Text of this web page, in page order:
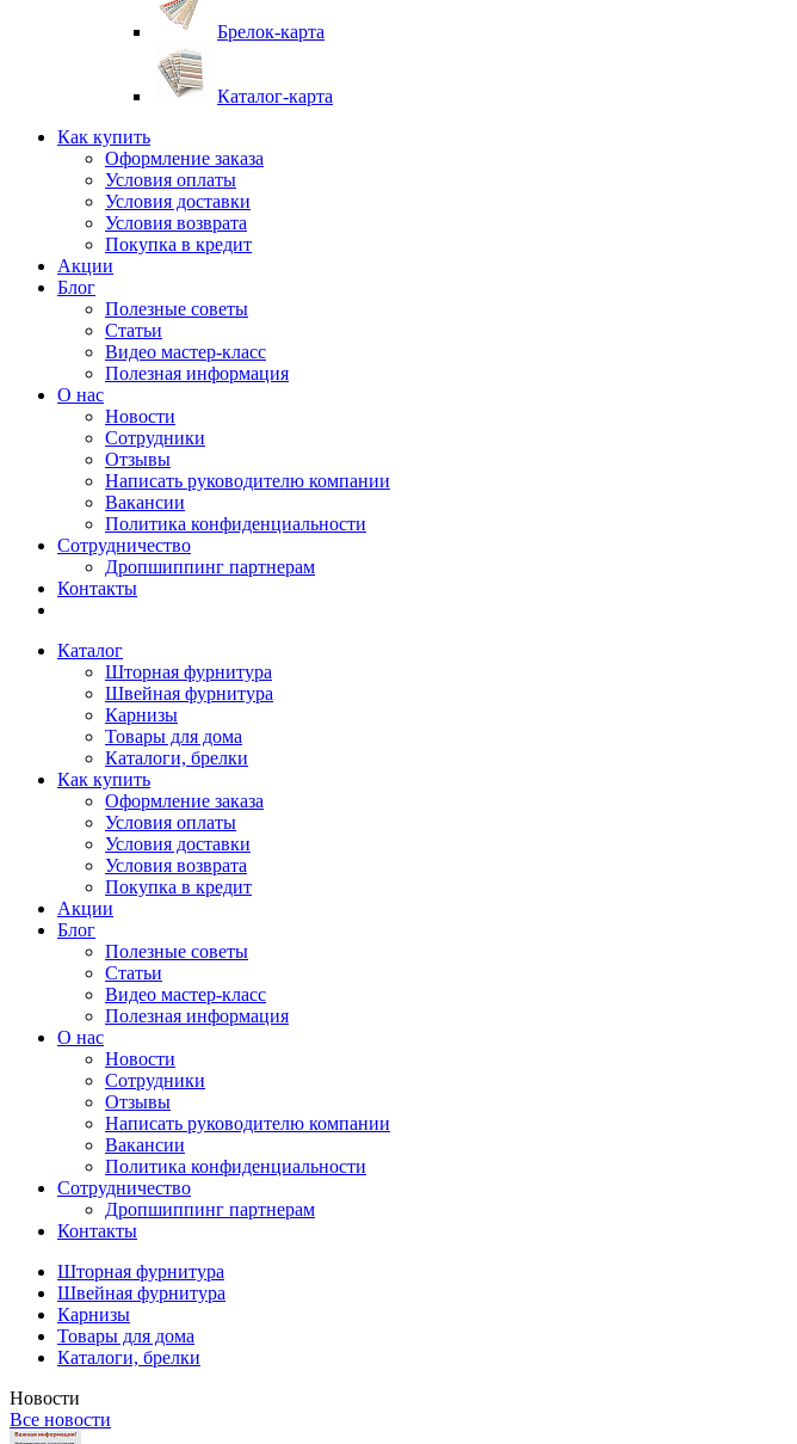
Брелок-карта
Каталог-карта
Как купить
Оформление заказа
Условия оплаты
Условия доставки
Условия возврата
Покупка в кредит
Акции
Блог
Полезные советы
Статьи
Видео мастер-класс
Полезная информация
О нас
Новости
Сотрудники
Отзывы
Написать руководителю компании
Вакансии
Политика конфиденциальности
Сотрудничество
Дропшиппинг партнерам
Контакты
Каталог
Шторная фурнитура
Швейная фурнитура
Карнизы
Товары для дома
Каталоги, брелки
Как купить
Оформление заказа
Условия оплаты
Условия доставки
Условия возврата
Покупка в кредит
Акции
Блог
Полезные советы
Статьи
Видео мастер-класс
Полезная информация
О нас
Новости
Сотрудники
Отзывы
Написать руководителю компании
Вакансии
Политика конфиденциальности
Сотрудничество
Дропшиппинг партнерам
Контакты
Шторная фурнитура
Швейная фурнитура
Карнизы
Товары для дома
Каталоги, брелки
Новости
Все новости